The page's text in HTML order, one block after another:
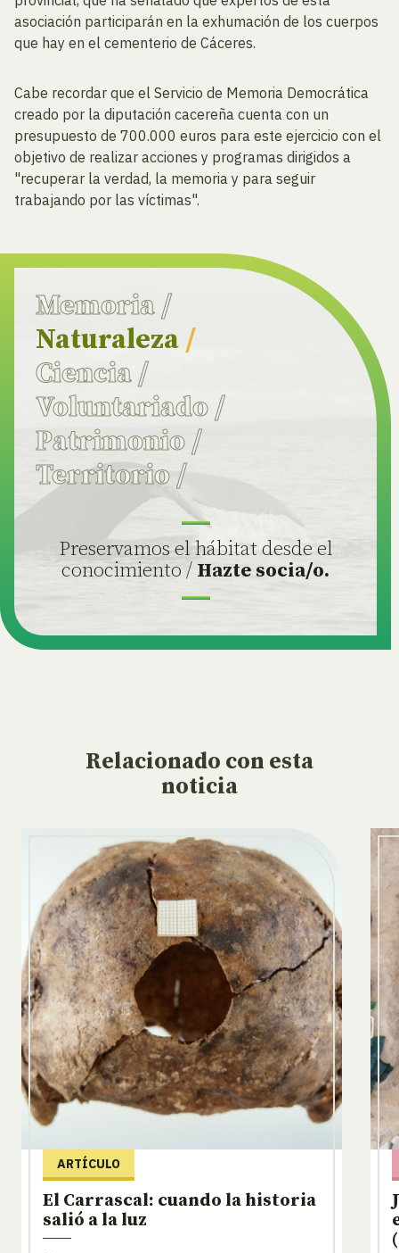
asociación participarán en la exhumación de los cuerpos
que hay en el cementerio de Cáceres.
Cabe recordar que el Servicio de Memoria Democrática
creado por la diputación cacereña cuenta con un
presupuesto de 700.000 euros para este ejercicio con el
objetivo de realizar acciones y programas dirigidos a
"recuperar la verdad, la memoria y para seguir
trabajando por las víctimas".
Memoria /
Naturaleza /
Ciencia/
Voluntariado/
Patrimonio /
Territorio/
Preservamos el hábitat desde el
conocimiento / Hazte socia/o.
Relacionado con esta
noticia
ARTÍCULO
El Carrascal: cuando la historia
salió a la luz